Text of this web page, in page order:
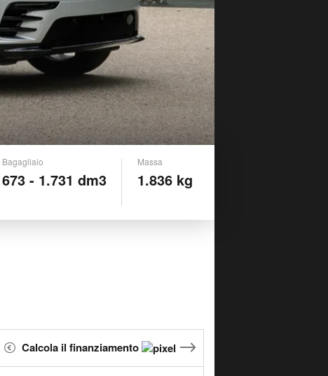
Bagagliaio
673 - 1.731 dm3
Massa
1.836 kg
Calcola il finanziamento